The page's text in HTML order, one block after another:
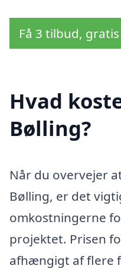
Få 3 tilbud,
Hvad
Bølling?
Når du overvejer
Bølling, er det
omkostningerne
projektet. Prisen
afhængigt af flere